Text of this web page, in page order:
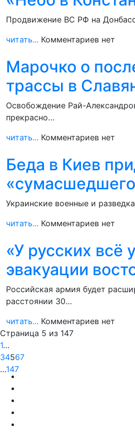
Продвижение ВС РФ на
читать... Комментариев нет
Марочко о
трассы в
Освобождение Рай-
прекрасно…
читать... Комментариев нет
Беда в Киев
Украинские военные и
читать... Комментариев нет
«У русских всё
эвакуации
Российская армия будет
расстоянии 30…
читать... Комментариев нет
Страница 5 из 147
1…
34567
…147